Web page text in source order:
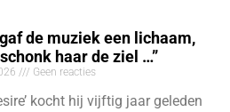
de muziek een lichaam,
haar de ziel …”
Geen reacties
kocht hij vijftig jaar geleden